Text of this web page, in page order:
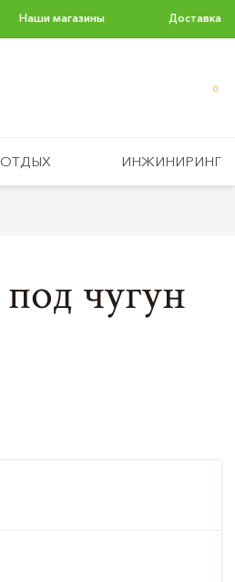
Наши магазины Доставка
0
ИНЖИНИРИНГ
чугун